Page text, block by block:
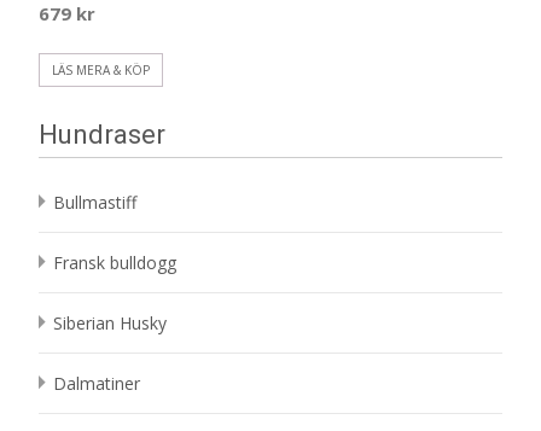
679 kr
LÄS MERA & KÖP
Hundraser
Bullmastiff
Fransk bulldogg
Siberian Husky
Dalmatiner